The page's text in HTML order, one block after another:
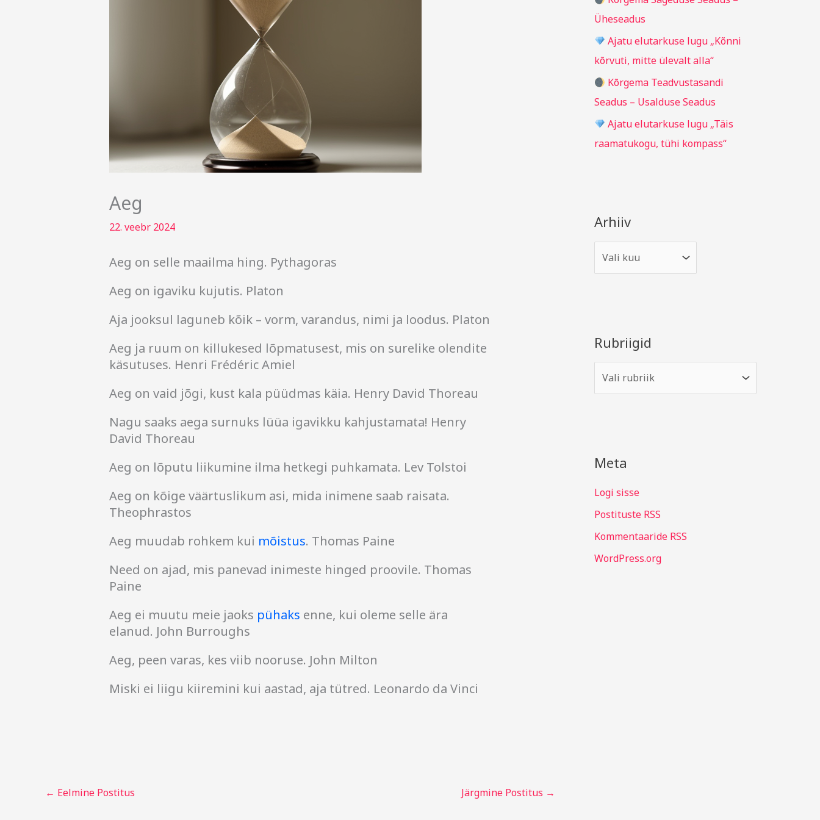
Aeg
22. veebr 2024
Aeg on selle maailma hing. Pythagoras
Aeg on igaviku kujutis. Platon
Aja jooksul laguneb kõik – vorm, varandus, nimi ja loodus. Platon
Aeg ja ruum on killukesed lõpmatusest, mis on surelike olendite
käsutuses. Henri Frédéric Amiel
Aeg on vaid jõgi, kust kala püüdmas käia. Henry David Thoreau
Nagu saaks aega surnuks lüüa igavikku kahjustamata! Henry
David Thoreau
Aeg on lõputu liikumine ilma hetkegi puhkamata. Lev Tolstoi
Aeg on kõige väärtuslikum asi, mida inimene saab raisata.
Theophrastos
Aeg muudab rohkem kui mõistus. Thomas Paine
Need on ajad, mis panevad inimeste hinged proovile. Thomas
Paine
Aeg ei muutu meie jaoks pühaks enne, kui oleme selle ära
elanud. John Burroughs
Aeg, peen varas, kes viib nooruse. John Milton
Miski ei liigu kiiremini kui aastad, aja tütred. Leonardo da Vinci
← Eelmine Postitus Järgmine Postitus →
:Üheseadus
Ajatu elutarkuse lugu „Kõnni
kõrvuti, mitte ülevalt alla“
Kõrgema Teadvustasandi
Seadus – Usalduse Seadus
Ajatu elutarkuse lugu „Täis
raamatukogu, tühi kompass“
Arhiiv
Rubriigid
Meta
Logi sisse
Postituste RSS
Kommentaaride RSS
WordPress.org